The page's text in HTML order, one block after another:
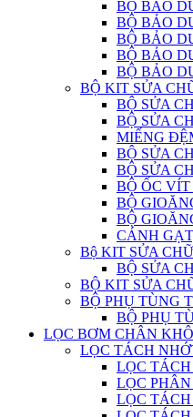
BỘ BẢO
BỘ BẢO
BỘ BẢO
BỘ BẢO
BỘ BẢO
BỘ KIT SỬA
BỘ SỬA
BỘ SỬA
MIẾNG
BỘ SỬA
BỘ SỬA
BỘ ỐC VÍT
BỘ
BỘ
CÁNH
Bộ KIT SỬA
BỘ SỬA
BỘ KIT SỬA
BỘ PHỤ TÙNG
BỘ PHỤ
LỌC BƠM CHÂN
LỌC TÁCH
LỌC
LỌC
LỌC